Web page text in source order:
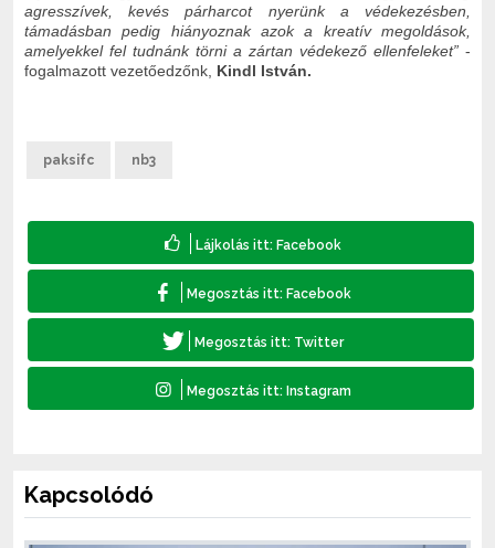
agresszívek, kevés párharcot nyerünk a védekezésben,
támadásban pedig hiányoznak azok a kreatív megoldások,
amelyekkel fel tudnánk törni a zártan védekező ellenfeleket” -
fogalmazott vezetőedzőnk, Kindl István.
paksifc nb3
Kapcsolódó